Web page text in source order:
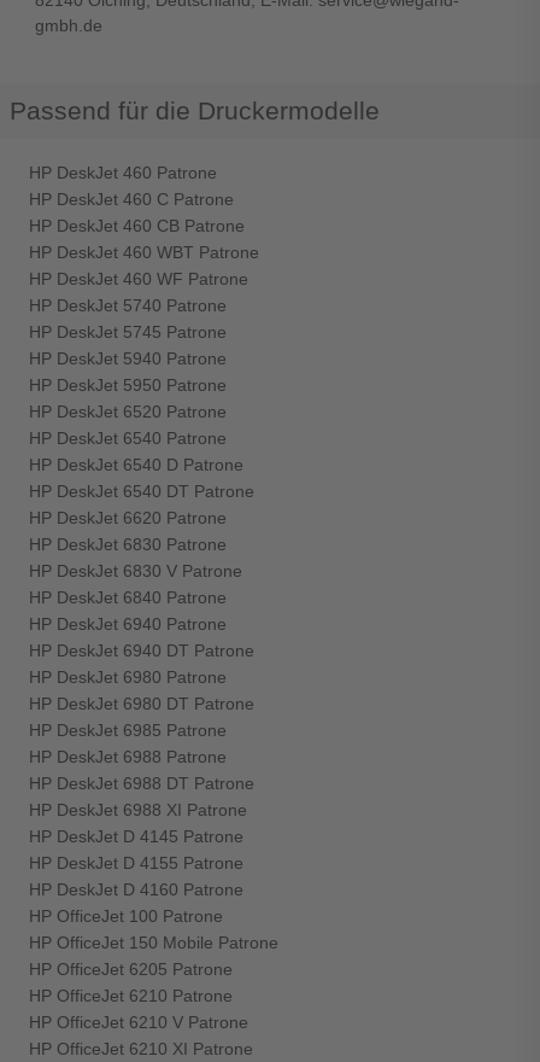
gmbh.de
Passend für die Druckermodelle
HP DeskJet 460 Patrone
HP DeskJet 460 C Patrone
HP DeskJet 460 CB Patrone
HP DeskJet 460 WBT Patrone
HP DeskJet 460 WF Patrone
HP DeskJet 5740 Patrone
HP DeskJet 5745 Patrone
HP DeskJet 5940 Patrone
HP DeskJet 5950 Patrone
HP DeskJet 6520 Patrone
HP DeskJet 6540 Patrone
HP DeskJet 6540 D Patrone
HP DeskJet 6540 DT Patrone
HP DeskJet 6620 Patrone
HP DeskJet 6830 Patrone
HP DeskJet 6830 V Patrone
HP DeskJet 6840 Patrone
HP DeskJet 6940 Patrone
HP DeskJet 6940 DT Patrone
HP DeskJet 6980 Patrone
HP DeskJet 6980 DT Patrone
HP DeskJet 6985 Patrone
HP DeskJet 6988 Patrone
HP DeskJet 6988 DT Patrone
HP DeskJet 6988 XI Patrone
HP DeskJet D 4145 Patrone
HP DeskJet D 4155 Patrone
HP DeskJet D 4160 Patrone
HP OfficeJet 100 Patrone
HP OfficeJet 150 Mobile Patrone
HP OfficeJet 6205 Patrone
HP OfficeJet 6210 Patrone
HP OfficeJet 6210 V Patrone
HP OfficeJet 6210 XI Patrone